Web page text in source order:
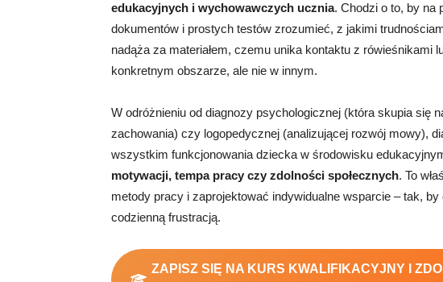
edukacyjnych i wychowawczych ucznia. Chodzi o to, by na
dokumentów i prostych testów zrozumieć, z jakimi
nadąża za materiałem, czemu unika kontaktu z rówieśnikami
konkretnym obszarze, ale nie w innym.
W odróżnieniu od diagnozy psychologicznej (która skupia się
zachowania) czy logopedycznej (analizującej rozwój mowy),
wszystkim funkcjonowania dziecka w środowisku
motywacji, tempa pracy czy zdolności społecznych. To
metody pracy i zaprojektować indywidualne wsparcie – tak, by
codzienną frustracją.
ZAPISZ SIĘ NA KURS KWALIFIKACYJNY I